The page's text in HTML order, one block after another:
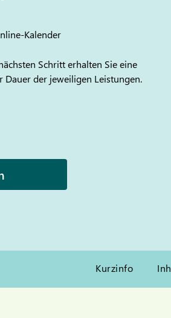
Kalender
Schritt erhalten Sie eine
Dauer der jeweiligen Leistungen.
Kurzinfo